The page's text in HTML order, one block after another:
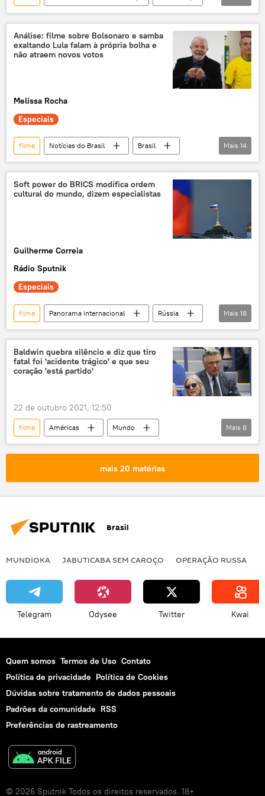
Cheburashka
Comunidade dos Estados Independentes
CEI
Cinema
cinema russo
bilheteria
Análise: filme sobre Bolsonaro e samba
exaltando Lula falam à própria bolha e
não atraem novos votos
Melissa Rocha
Especiais
filme Notícias do Brasil
Brasil
Jair Bolsonaro
Flávio Bolsonaro
Cláudio Couto
Rio de Janeiro
samba-enredo
samba
Carnaval
eleitores
Luiz Inácio Lula da Silva
Mais 14
Soft power do BRICS modifica ordem
cultural do mundo, dizem especialistas
Guilherme Correia
Rádio Sputnik
Especiais
filme Panorama internacional
Rússia
Fiódor Dostoiévski
Aleksandr Pushkin
Índia
Brasil China
BRICS
Kalashnikov
O Senhor das Armas
filme
Cinema
indústria de cinema
literatura
Mais 18
Baldwin quebra silêncio e diz que tiro
fatal foi 'acidente trágico' e que seu
coração 'está partido'
22 de outubro 2021, 12:50
filme Américas
Mundo
Notícias
tiro
Hollywood
Novo México
cineasta
filme EUA
Mais 8
mais 20 matérias
Brasil
MUNDIOKA JABUTICABA SEM CAROÇO OPERAÇÃO RUSSA
Telegram Odysee Twitter Kwai
Quem somos Termos de Uso Contato
Política de privacidade Política de Cookies
Dúvidas sobre tratamento de dados pessoais
Padrões da comunidade RSS
Preferências de rastreamento
© 2026 Sputnik Todos os direitos reservados. 18+